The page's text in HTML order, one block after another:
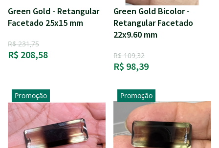
Green Gold - Retangular
Facetado 25x15 mm
R$ 231,75
R$ 208,58
Green Gold Bicolor -
Retangular Facetado
22x9.60 mm
R$ 109,32
R$ 98,39
Promoção Promoção